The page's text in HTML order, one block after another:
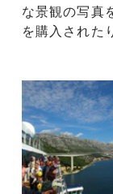
な景観の写真
を購入された